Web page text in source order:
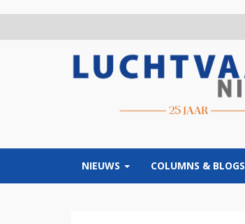
NIEUWS COLUMNS & BLOGS